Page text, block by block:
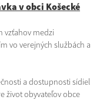
v obci Košecké
vzťahov medzi
vo verejných službách a
a dostupnosti sídiel
život obyvateľov obce